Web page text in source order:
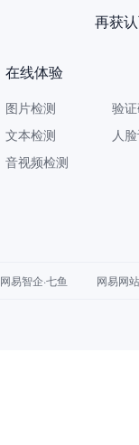
网易智企重磅发
在线体验
图片检测
文本检测
音视频检测
验
人
网易智企·七鱼 网易网